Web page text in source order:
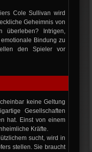
Cole Sullivan wird
Geheimnis von
Intrigen,
Bindung zu
den Spieler vor
keine Geltung
Gesellschaften
hat. Einst von einem
Kräfte.
sucht, wird in
stellen. Sie braucht